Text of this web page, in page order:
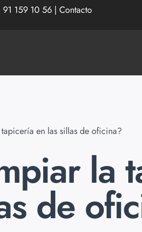
91 159 10 56| Contacto
en las sillas de oficina?
la
de